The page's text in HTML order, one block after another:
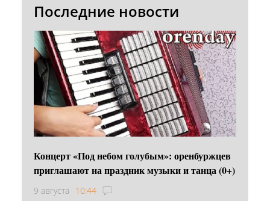
Последние новости
Концерт «Под небом голубым»: оренбуржцев
приглашают на праздник музыки и танца (0+)
9 августа 10:44